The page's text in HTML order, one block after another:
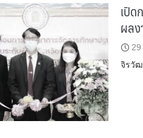
เปิด
ผลง
29
จิรวั